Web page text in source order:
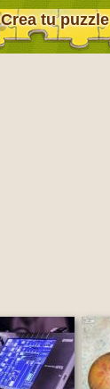
Crea tu puzzle